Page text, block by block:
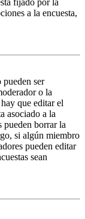
a la encuesta,
pueden ser
o la
que editar el
asociado a la
pueden borrar la
si algún miembro
pueden editar
sean